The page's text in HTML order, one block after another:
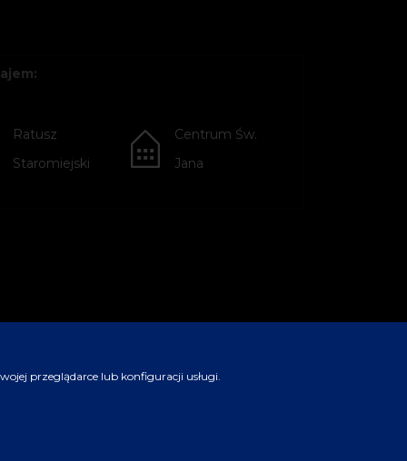
Ratusz
Staromiejski
Centrum Św.
Jana
przeglądarce lub konfiguracji usługi.